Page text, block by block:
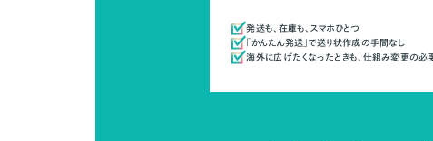
発送も、在庫も、スマホひとつ
「かんたん発送」で送り状作成の手間なし
海外に広げたくなったときも、仕組み変更の必